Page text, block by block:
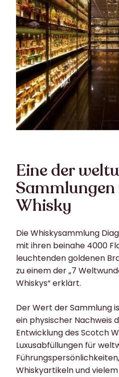
Eine der
Whisky
Die Whiskysammlung
mit ihren beinahe 4000
leuchtenden goldenen
zu einem der „7
Whiskys“ erklärt.
Der Wert der Sammlung
ein physischer Nachweis
Entwicklung des Scotch
Luxusabfüllungen für
Whiskyartikeln und